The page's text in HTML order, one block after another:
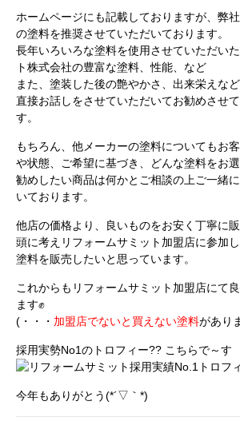
ホームページにも記載しておりますが、弊
の塗料を推奨させていただいております。
長年いろいろな塗料を使用させていただい
ト株式会社の豊富な塗料、性能、など
また、塗装した後の艶やかさ、出来栄えな
直接お話しをさせていただいてお勧めさせ
す。
もちろん、他メーカーの塗料についてもお
や状態、ご希望に基づき、どんな塗料をお
勧めしたい商品は何かとご相談の上ご一緒
いております。
他店の価格より、良いものをお安く丁寧に
頭に考えリフォームサミット加盟店に参加
塗料を販売したいと思っています。
これからもリフォームサミット加盟店にて
ます✊
(・・・ 加盟店でないと買えない塗料があり
採用実勢No1のトロフィー?? こちらで～す
今年もありがとう(*´▽｀*)